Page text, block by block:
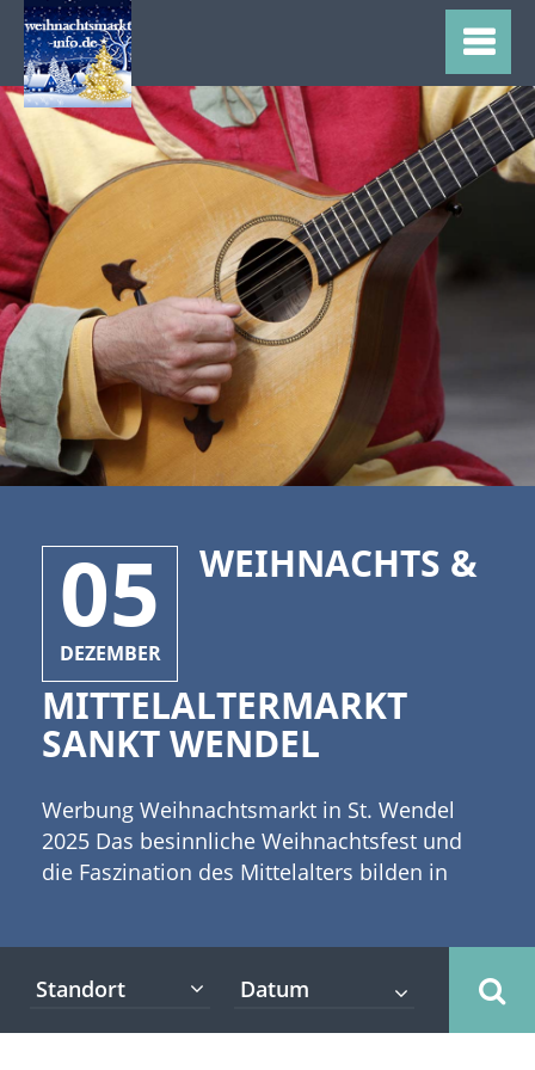
05
DEZEMBER
WEIHNACHTS &
MITTELALTERMARKT
SANKT WENDEL
Werbung Weihnachtsmarkt in St. Wendel
2025 Das besinnliche Weihnachtsfest und
die Faszination des Mittelalters bilden in
[caption id="attachment_1126"
align="alignleft" width="335"] Copyright:
Standort